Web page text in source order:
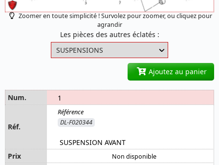
Zoomer en toute simplicité ! Survolez pour zoomer, ou cliquez pour
agrandir
Les pièces des autres éclatés :
Ajoutez au panier
1
DL-F020344
SUSPENSION AVANT
Non disponible